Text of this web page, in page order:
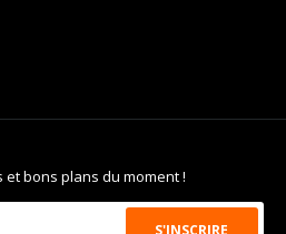
bons plans du moment !